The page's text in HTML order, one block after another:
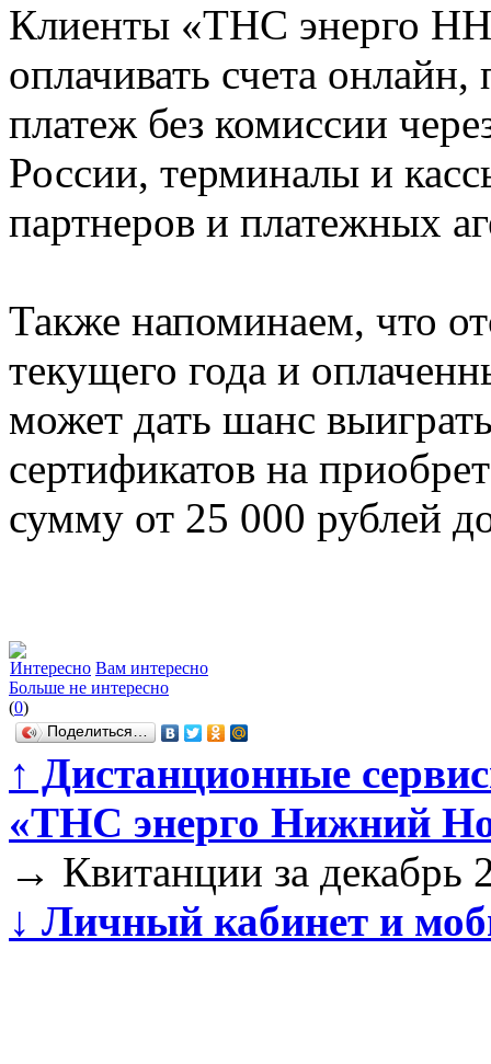
Клиенты «ТНС энерго
оплачивать счета
платеж без комиссии
России, терминалы и
партнеров и платежных
Также напоминаем, что
текущего года и
может дать шанс
сертификатов на
сумму от 25 000 рублей
Интересно Вам интересно
Больше не интересно
(0)
Поделиться…
↑ Дистанционные
«ТНС энерго Нижний
→ Квитанции за декабрь
↓ Личный кабинет и